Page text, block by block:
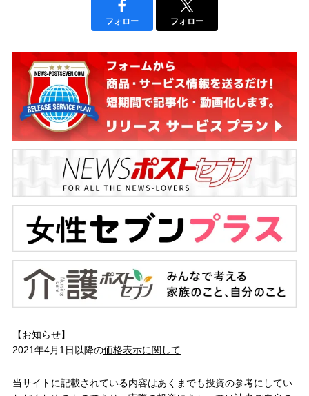
フォロー フォロー
【お知らせ】
2021年4月1日以降の価格表示に関して
当サイトに記載されている内容はあくまでも投資の参考にしてい